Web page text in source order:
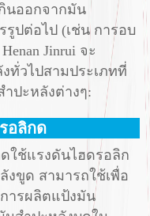
นออกจากมัน
ปต่อไป (เช่น การอบ
Jinrui จะ
ทั่วไปสามประเภทที่
ปะหลังต่างๆ:
อลิกด
ใช้แรงดันไฮดรอลิก
งขูด สามารถใช้เพื่อ
ารผลิตแป้งมัน